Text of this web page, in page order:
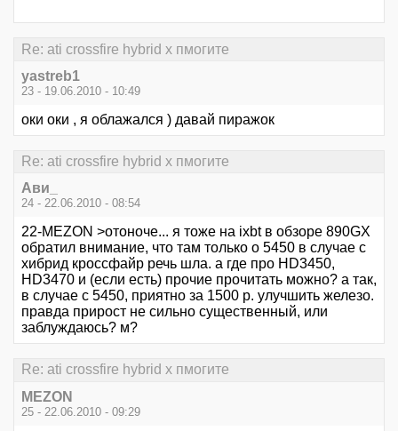
Re: ati crossfire hybrid x пмогите
yastreb1
23 - 19.06.2010 - 10:49
оки оки , я облажался ) давай пиражок
Re: ati crossfire hybrid x пмогите
Ави_
24 - 22.06.2010 - 08:54
22-MEZON >отоноче... я тоже на ixbt в обзоре 890GX
обратил внимание, что там только о 5450 в случае с
хибрид кроссфайр речь шла. а где про HD3450,
HD3470 и (если есть) прочие прочитать можно? а так,
в случае с 5450, приятно за 1500 р. улучшить железо.
правда прирост не сильно существенный, или
заблуждаюсь? м?
Re: ati crossfire hybrid x пмогите
MEZON
25 - 22.06.2010 - 09:29